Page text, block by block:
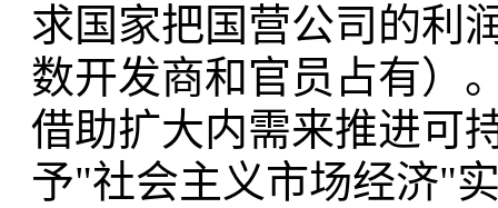
求国家把国营公司的利
数开发商和官员占有）
借助扩大内需来推进可
予"社会主义市场经济"